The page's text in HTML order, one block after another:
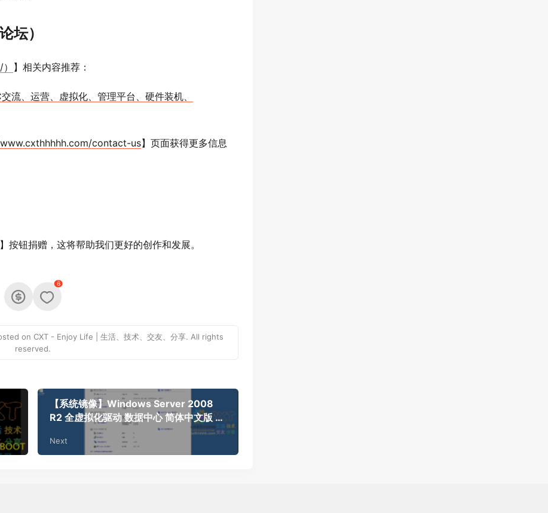
坛）
】相关内容推荐：
流、运营、虚拟化、管理平台、硬件装机、
contact-us】页面获得更多信息
钮捐赠，这将帮助我们更好的创作和发展。
6
on CXT - Enjoy Life | 生活、技术、交友、分享. All rights
reserved.
【系统镜像】Windows Server 2008
R2 全虚拟化驱动 数据中心 简体中文版 纯
净完整版 DD包 v3.27
Next